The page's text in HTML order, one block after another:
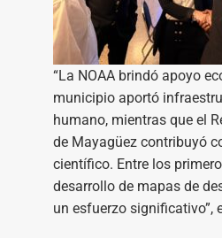
“La NOAA brindó apoyo
municipio aportó
humano, mientras que el
de Mayagüez contribuyó
científico. Entre los
desarrollo de mapas de
un esfuerzo significativo”,